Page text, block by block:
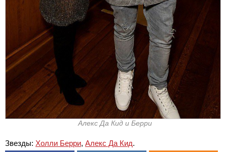
Алекс Да Кид и Берри
Звезды: Холли Берри, Алекс Да Кид.